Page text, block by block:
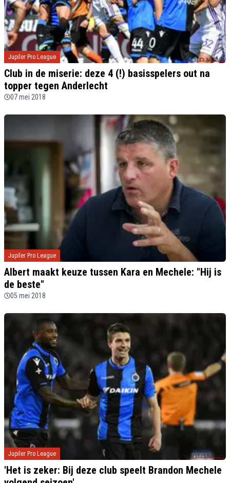
Jupiler Pro League
Club in de miserie: deze 4 (!) basisspelers out na
topper tegen Anderlecht
07 mei 2018
Jupiler Pro League
Albert maakt keuze tussen Kara en Mechele: "Hij is
de beste"
05 mei 2018
Jupiler Pro League
'Het is zeker: Bij deze club speelt Brandon Mechele